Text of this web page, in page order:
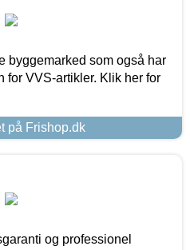
byggemarked som også har
for VVS-artikler. Klik her for
på Frishop.dk
og professionel